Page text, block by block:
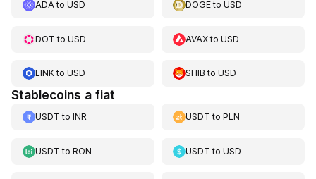
ADAto USD DOGEtoUSD
DOT to USD AVAXtoUSD
LINKto USD SHIB toUSD
Stablecoins a fiat
USDT to INR USDT toPLN
USDT to RON USDT toUSD